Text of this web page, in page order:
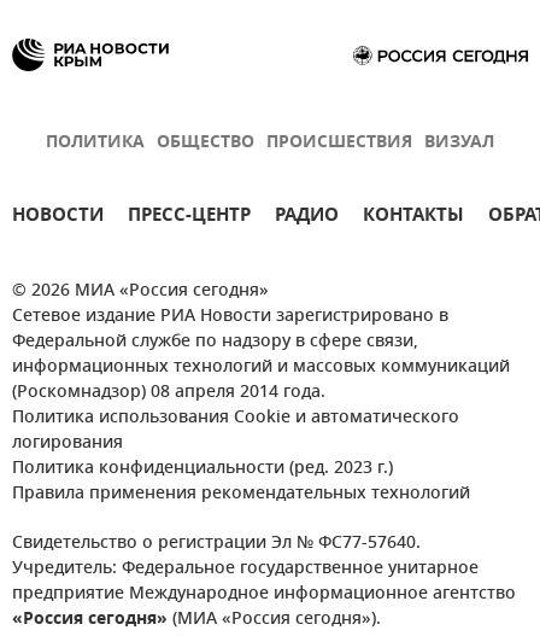
ПОЛИТИКА ОБЩЕСТВО ПРОИСШЕСТВИЯ ВИЗУАЛ
НОВОСТИ ПРЕСС-ЦЕНТР РАДИО КОНТАКТЫ
© 2026 МИА «Россия сегодня»
Сетевое издание РИА Новости зарегистрировано в
Федеральной службе по надзору в сфере связи,
информационных технологий и массовых коммуникаций
(Роскомнадзор) 08 апреля 2014 года.
Политика использования Cookie и автоматического
логирования
Политика конфиденциальности (ред. 2023 г.)
Правила применения рекомендательных технологий
Свидетельство о регистрации Эл № ФС77-57640.
Учредитель: Федеральное государственное унитарное
предприятие Международное информационное агентство
«Россия сегодня» (МИА «Россия сегодня»).